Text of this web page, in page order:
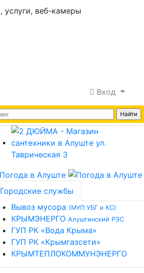
Вход
Городские службы
Вывоз мусора (МУП УБГ и КС)
КРЫМЭНЕРГО Алуштинский РЭС
ГУП РК «Вода Крыма»
ГУП РК «Крымгазсети»
КРЫМТЕПЛОКОММУНЭНЕРГО